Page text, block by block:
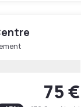
75 €